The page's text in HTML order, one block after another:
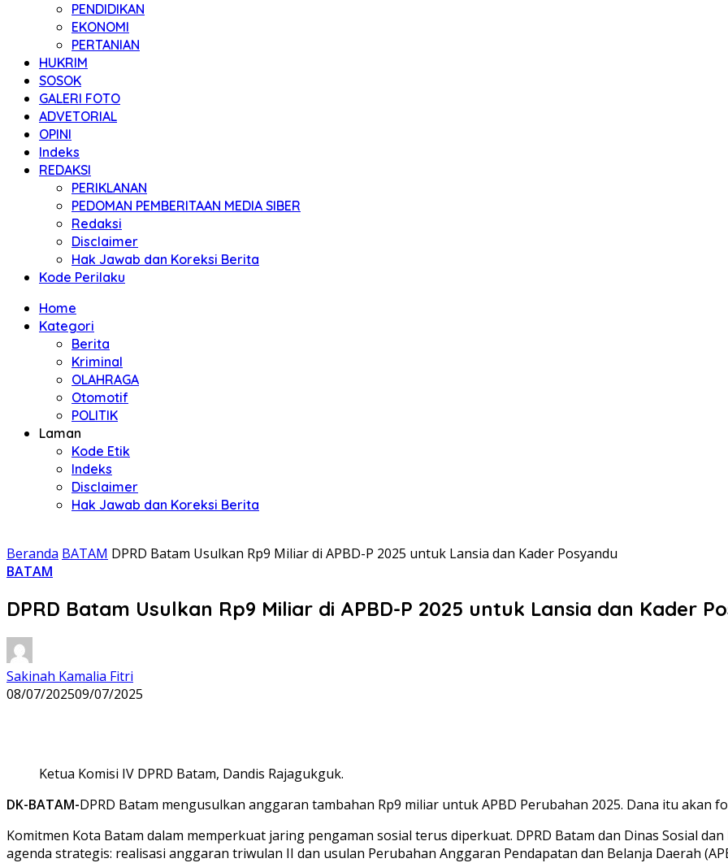
PENDIDIKAN
EKONOMI
PERTANIAN
HUKRIM
SOSOK
GALERI FOTO
ADVETORIAL
OPINI
Indeks
REDAKSI
PERIKLANAN
PEDOMAN PEMBERITAAN MEDIA SIBER
Redaksi
Disclaimer
Hak Jawab dan Koreksi Berita
Kode Perilaku
Home
Kategori
Berita
Kriminal
OLAHRAGA
Otomotif
POLITIK
Laman
Kode Etik
Indeks
Disclaimer
Hak Jawab dan Koreksi Berita
Beranda BATAM DPRD Batam Usulkan Rp9 Miliar di APBD-P 2025 untuk Lansia dan Kader Posyandu
BATAM
DPRD Batam Usulkan Rp9 Miliar di APBD-P 2025 untuk Lansia dan Kader
Sakinah Kamalia Fitri
08/07/202509/07/2025
Ketua Komisi IV DPRD Batam, Dandis Rajagukguk.
DK-BATAM-DPRD Batam mengusulkan anggaran tambahan Rp9 miliar untuk APBD Perubahan 2025. Dana itu akan
Komitmen Kota Batam dalam memperkuat jaring pengaman sosial terus diperkuat. DPRD Batam dan Dinas Sosial
agenda strategis: realisasi anggaran triwulan II dan usulan Perubahan Anggaran Pendapatan dan Belanja Daerah